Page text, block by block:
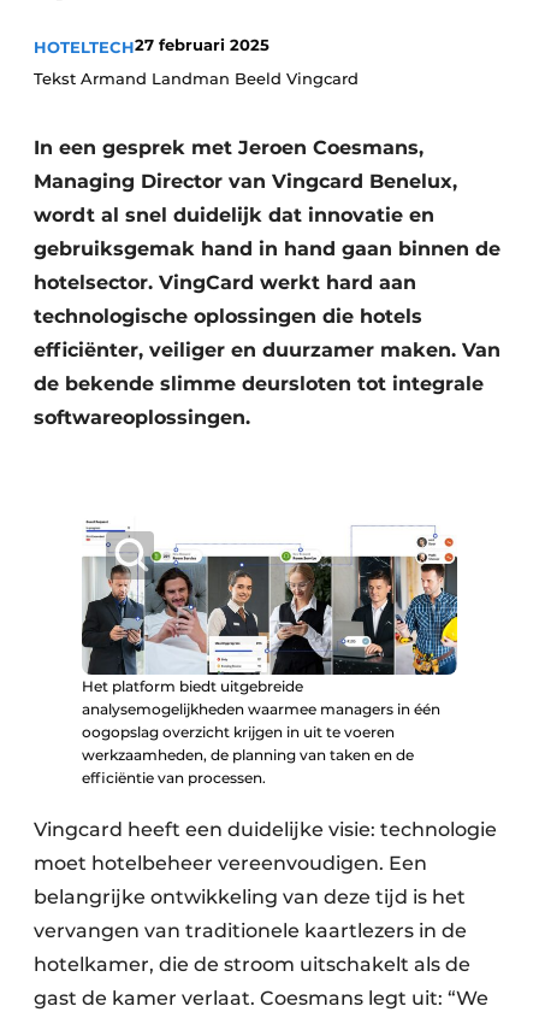
HOTELTECH27 februari 2025
Tekst Armand Landman Beeld Vingcard
In een gesprek met Jeroen Coesmans,
Managing Director van Vingcard Benelux,
wordt al snel duidelijk dat innovatie en
gebruiksgemak hand in hand gaan binnen de
hotelsector. VingCard werkt hard aan
technologische oplossingen die hotels
efficiënter, veiliger en duurzamer maken. Van
de bekende slimme deursloten tot integrale
softwareoplossingen.
Het platform biedt uitgebreide
analysemogelijkheden waarmee managers in één
oogopslag overzicht krijgen in uit te voeren
werkzaamheden, de planning van taken en de
efficiëntie van processen.
Vingcard heeft een duidelijke visie: technologie
moet hotelbeheer vereenvoudigen. Een
belangrijke ontwikkeling van deze tijd is het
vervangen van traditionele kaartlezers in de
hotelkamer, die de stroom uitschakelt als de
gast de kamer verlaat. Coesmans legt uit: “We